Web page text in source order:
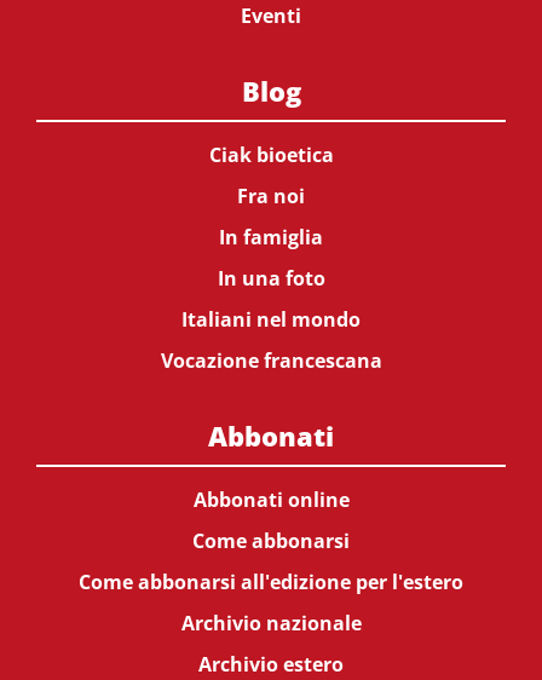
Eventi
Blog
Ciak bioetica
Fra noi
In famiglia
In una foto
Italiani nel mondo
Vocazione francescana
Abbonati
Abbonati online
Come abbonarsi
Come abbonarsi all'edizione per l'estero
Archivio nazionale
Archivio estero